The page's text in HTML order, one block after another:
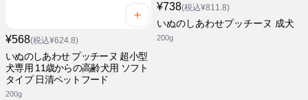
¥568(税込¥624.8)
いぬのしあわせ プッチーヌ 超小型
犬専用 11歳からの高齢犬用 ソフト
タイプ 日清ペットフード
200g
¥738(税込¥811.8)
いぬのしあわせプッチーヌ 成犬
200g